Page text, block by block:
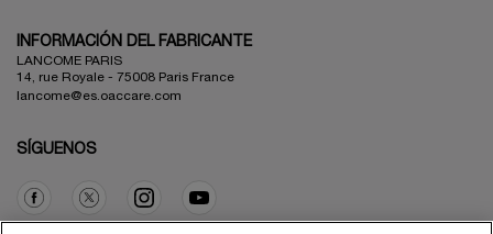
INFORMACIÓN DEL FABRICANTE
LANCOME PARIS
14, rue Royale - 75008 Paris France
lancome@es.oaccare.com
SÍGUENOS